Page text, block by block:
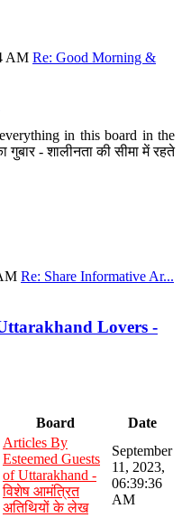
AM Re: Good Morning &
in this board in the
- शालीनता की सीमा में रहते
Re: Share Informative Ar...
Lovers -
Board Date
Articles By
Esteemed Guests
of Uttarakhand -
विशेष आमंत्रित
अतिथियों के लेख
September
11, 2023,
06:39:36
AM